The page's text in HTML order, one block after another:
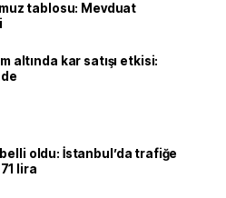
tablosu: Mevduat
altında kar satışı etkisi:
oldu: İstanbul’da trafiğe
lira